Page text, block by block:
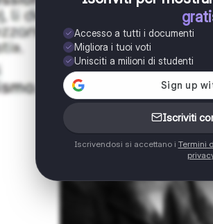
Accesso a tutti i documenti
Migliora i tuoi voti
Unisciti a milioni di studenti
Iscriviti
Iscrivendosi si accettano i Termini